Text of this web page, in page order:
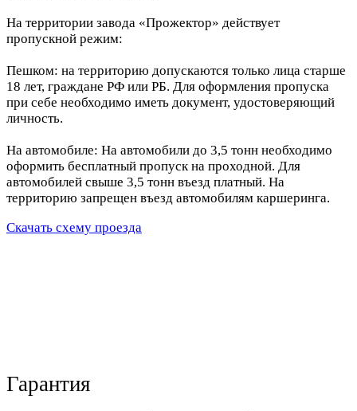
На территории завода «Прожектор» действует
пропускной режим:
Пешком: на территорию допускаются только лица старше
18 лет, граждане РФ или РБ. Для оформления пропуска
при себе необходимо иметь документ, удостоверяющий
личность.
На автомобиле: На автомобили до 3,5 тонн необходимо
оформить бесплатный пропуск на проходной. Для
автомобилей свыше 3,5 тонн въезд платный. На
территорию запрещен въезд автомобилям каршеринга.
Скачать схему проезда
Гарантия